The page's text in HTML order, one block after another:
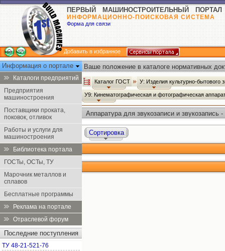
ПЕРВЫЙ МАШИНОСТРОИТЕЛЬНЫЙ ПОРТАЛ
ИНФОРМАЦИОННО-ПОИСКОВАЯ СИСТЕМА
Форма для связи
Добавить в избранное
Информация о портале
Каталоги предприятий
Предприятия
машиностроения
Поставщики проката,
поковок, отливок
Работы и услуги для
машиностроения
Библиотека портала
ГОСТы, ОСТы, ТУ
Марочник металлов и
сплавов
Бесплатные программы
Реклама на портале
Отраслевой форум
Последние поступления
ТУ 48-21-521-76
Ваше положение в каталоге нормативных
Каталог ГОСТ У: Изделия культурно-бытового
У9: Кинематографическая и фотографическая
Аппаратура для звукозаписи и звукозапись
Сортировка